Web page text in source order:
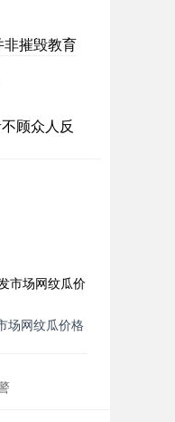
非摧毁教育
顾众人反
场网纹瓜价格